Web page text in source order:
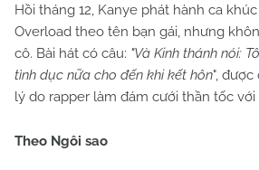
Hồi tháng 12, Kanye phát hành ca
Overload theo tên bạn gái, nhưng
cô. Bài hát có câu: "Và Kinh thánh nói:
tình dục nữa cho đến khi kết hôn",
lý do rapper làm đám cưới thần tốc với
Theo Ngôi sao